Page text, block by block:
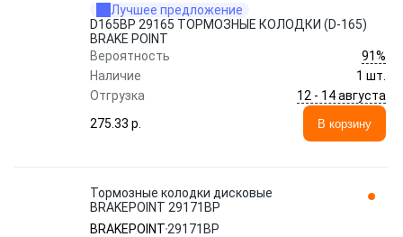
Лучшее предложение
D165BP 29165 ТОРМОЗНЫЕ КОЛОДКИ (D-165)
BRAKE POINT
Вероятность
91%
Наличие
1 шт.
Отгрузка
12 - 14 августа
275.33 p.
В корзину
Тормозные колодки дисковые
BRAKEPOINT 29171BP
BRAKEPOINT 29171BP